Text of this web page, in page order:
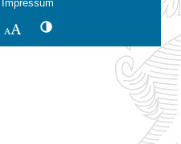
Impressum
SchriftgrößeKontrastwechsel